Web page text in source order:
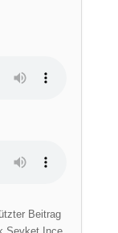
Beitrag
Sevket Ince